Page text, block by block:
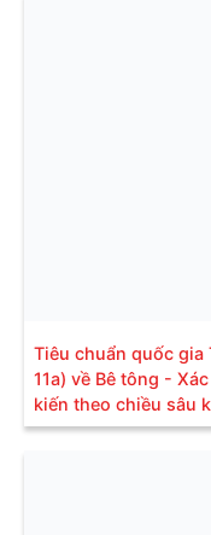
Tiêu chuẩn quốc gia
11a) về Bê tông -
kiến theo chiều sâu